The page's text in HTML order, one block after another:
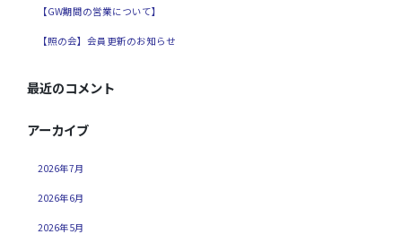
【GW期間の営業について】
【照の会】会員更新のお知らせ
最近のコメント
アーカイブ
2026年7月
2026年6月
2026年5月